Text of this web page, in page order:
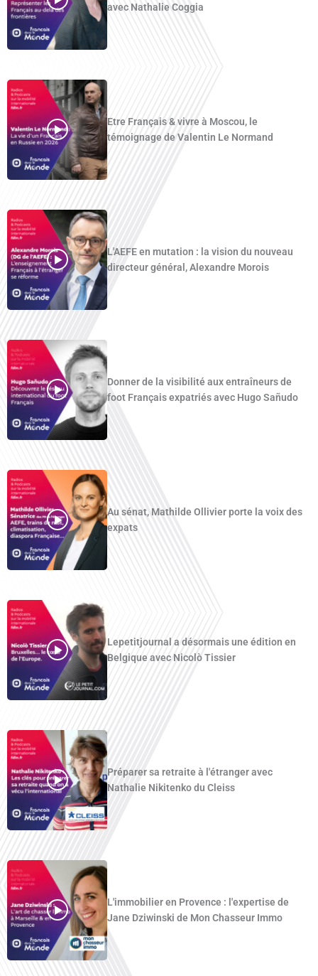
avec Nathalie Coggia
Etre Français & vivre à Moscou, le
témoignage de Valentin Le Normand
L'AEFE en mutation : la vision du nouveau
directeur général, Alexandre Morois
Donner de la visibilité aux entraîneurs de
foot Français expatriés avec Hugo Sañudo
Au sénat, Mathilde Ollivier porte la voix des
expats
Lepetitjournal a désormais une édition en
Belgique avec Nicolò Tissier
Préparer sa retraite à l'étranger avec
Nathalie Nikitenko du Cleiss
L'immobilier en Provence : l'expertise de
Jane Dziwinski de Mon Chasseur Immo